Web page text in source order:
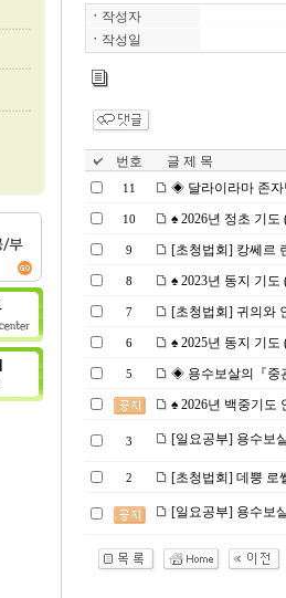
ㆍ 작성자
ㆍ 작성일
번호 글 제 목
11 ◈ 달라이라마 존자
10 ♠ 2026년 정초 기도
9 [초청법회] 캉쎄르
8 ♠ 2023년 동지 기도
7 [초청법회] 귀의와
6 ♠ 2025년 동지 기도
5
◈ 용수보살의『중
♠ 2026년 백중기도
3 [일요공부] 용수보
2 [초청법회] 데뿡 로
[일요공부] 용수보